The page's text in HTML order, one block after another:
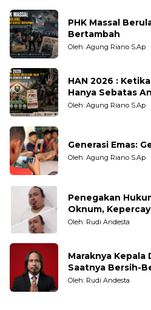
PHK Massal
Bertambah
Oleh: Agung Riano S.Ap
HAN 2026 :
Hanya Sebatas
Oleh: Agung Riano S.Ap
Generasi Emas:
Oleh: Agung Riano S.Ap
Penegakan
Oknum,
Taruhannya
Oleh: Rudi Andesta
Maraknya Kepala
Saatnya Bersih-
Pemerintahan
Oleh: Rudi Andesta